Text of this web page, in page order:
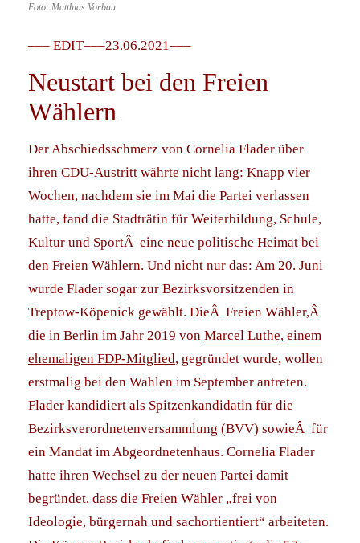
Foto: Matthias Vorbau
––– EDIT–––23.06.2021–––
Neustart bei den Freien
Wählern
Der Abschiedsschmerz von Cornelia Flader über
ihren CDU-Austritt währte nicht lang: Knapp vier
Wochen, nachdem sie im Mai die Partei verlassen
hatte, fand die Stadträtin für Weiterbildung, Schule,
Kultur und SportÂ eine neue politische Heimat bei
den Freien Wählern. Und nicht nur das: Am 20. Juni
wurde Flader sogar zur Bezirksvorsitzenden in
Treptow-Köpenick gewählt. DieÂ Freien Wähler,Â
die in Berlin im Jahr 2019 von Marcel Luthe, einem
ehemaligen FDP-Mitglied, gegründet wurde, wollen
erstmalig bei den Wahlen im September antreten.
Flader kandidiert als Spitzenkandidatin für die
Bezirksverordnetenversammlung (BVV) sowieÂ für
ein Mandat im Abgeordnetenhaus. Cornelia Flader
hatte ihren Wechsel zu der neuen Partei damit
begründet, dass die Freien Wähler „frei von
Ideologie, bürgernah und sachortientiert“ arbeiteten.